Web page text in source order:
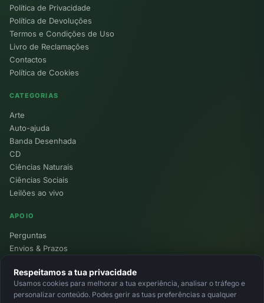
Política de Privacidade
Política de Devoluções
Termos e Condições de Uso
Livro de Reclamações
Contactos
Política de Cookies
CATEGORIAS
Arte
Auto-ajuda
Banda Desenhada
CD
Ciências Naturais
Ciências Sociais
Leilões ao vivo
APOIO
Perguntas
Envios & Prazos
Devoluções
Minha Conta
Respeitamos a tua privacidade
Usamos cookies para melhorar a tua experiência, analisar o tráfego e
personalizar conteúdo. Podes gerir as tuas preferências a qualquer